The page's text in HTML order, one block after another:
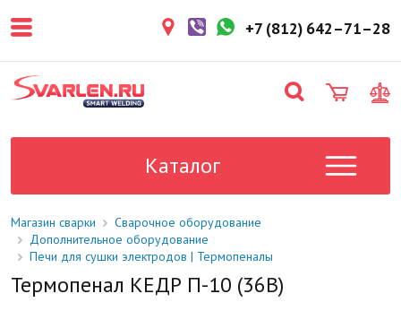
более 3 рабочих дней.
поставки в магазин: 1-2 рабочих
дня.
Данный товар отсутствует на
уточните у менеджера.
+7 (812) 642–71–28
Каталог
Магазин сварки
Сварочное оборудование
Дополнительное оборудование
Печи для сушки электродов | Термопеналы
Термопенал КЕДР П-10 (36В)